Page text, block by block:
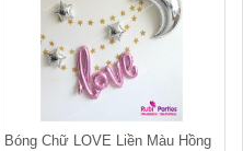
Bóng Chữ LOVE Liền Màu Hồng